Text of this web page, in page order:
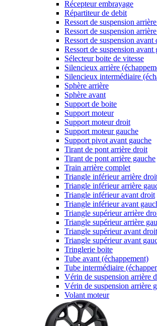
Récepteur embrayage
Répartiteur de debit
Ressort de suspension
Ressort de suspension
Ressort de suspension avant
Ressort de suspension avant
Sélecteur boite de vitesse
Silencieux arrière
Silencieux intermédiaire
Sphère arrière
Sphère avant
Support de boite
Support moteur
Support moteur droit
Support moteur gauche
Support pivot avant gauche
Tirant de pont arrière droit
Tirant de pont arrière gauche
Train arrière complet
Triangle inférieur arrière
Triangle inférieur arrière
Triangle inférieur avant droit
Triangle inférieur avant
Triangle supérieur arrière
Triangle supérieur arrière
Triangle supérieur avant droit
Triangle supérieur avant
Tringlerie boite
Tube avant (échappement)
Tube intermédiaire
Vérin de suspension arrière
Vérin de suspension arrière
Volant moteur